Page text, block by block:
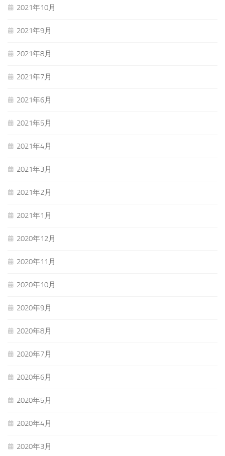
2021年10月
2021年9月
2021年8月
2021年7月
2021年6月
2021年5月
2021年4月
2021年3月
2021年2月
2021年1月
2020年12月
2020年11月
2020年10月
2020年9月
2020年8月
2020年7月
2020年6月
2020年5月
2020年4月
2020年3月